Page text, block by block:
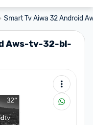
Smart Tv Aiwa 32 Android
Aws-tv-32-bl-